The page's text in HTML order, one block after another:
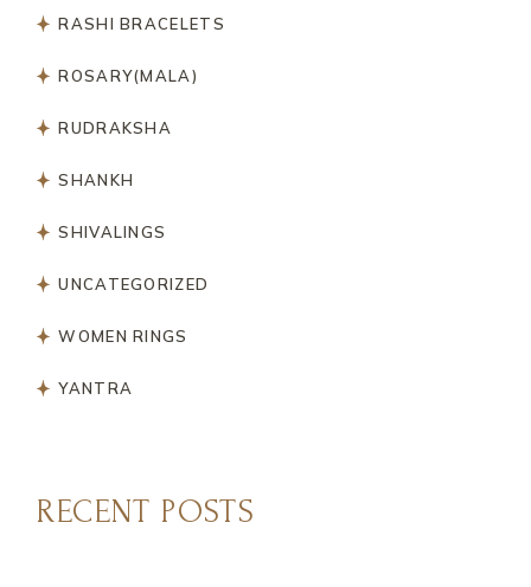
RASHI BRACELETS
ROSARY(MALA)
RUDRAKSHA
SHANKH
SHIVALINGS
UNCATEGORIZED
WOMEN RINGS
YANTRA
RECENT POSTS